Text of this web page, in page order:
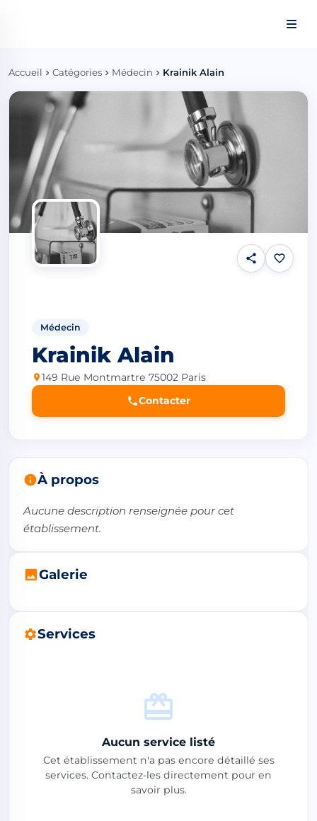
Accueil Catégories Médecin Krainik Alain
Médecin
Krainik Alain
149 Rue Montmartre 75002 Paris
Contacter
À propos
Aucune description renseignée pour cet
établissement.
Galerie
Services
Aucun service listé
Cet établissement n'a pas encore détaillé ses
services. Contactez-les directement pour en
savoir plus.